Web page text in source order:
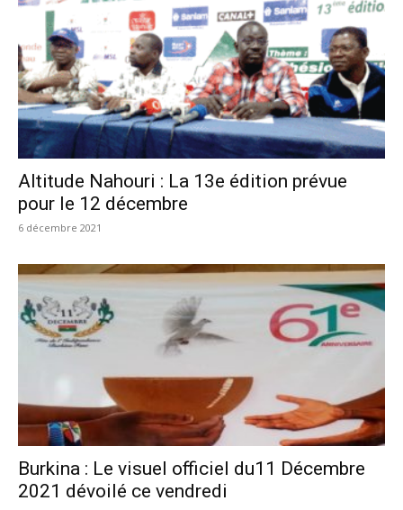
Altitude Nahouri : La 13e édition prévue
pour le 12 décembre
6 décembre 2021
Burkina : Le visuel officiel du11 Décembre
2021 dévoilé ce vendredi